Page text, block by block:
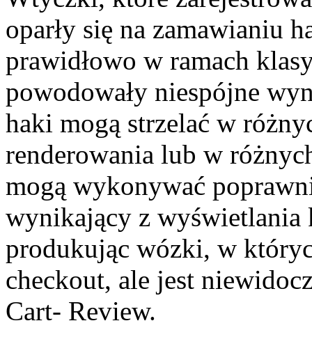
oparły się na zamawianiu
prawidłowo w ramach
powodowały niespójne
haki mogą strzelać w
renderowania lub w
mogą wykonywać
wynikający z wyświetlania
produkując wózki, w
checkout, ale jest
Cart- Review.